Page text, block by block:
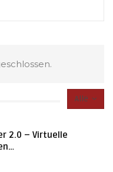
Alle
2.0 – Virtuelle